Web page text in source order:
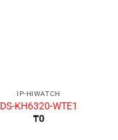
IP-HIWATCH
DS-KH6320-WTE1
₸0